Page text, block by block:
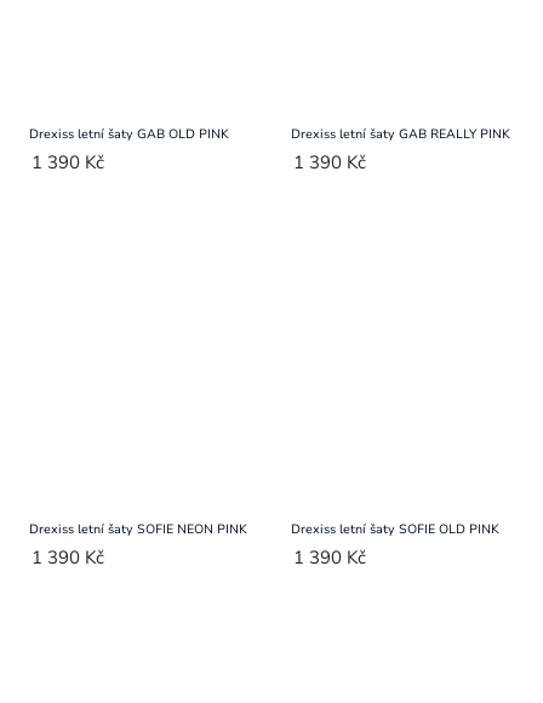
Drexiss letní šaty GAB OLD PINK
1 390 Kč
Drexiss letní šaty GAB REALLY PINK
1 390 Kč
Drexiss letní šaty SOFIE NEON PINK
1 390 Kč
Drexiss letní šaty SOFIE OLD PINK
1 390 Kč